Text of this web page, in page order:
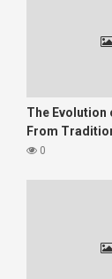
Blockchain
Într-o
The Evolution
From
0